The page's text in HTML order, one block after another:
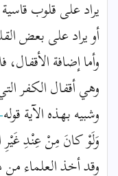
يراد على قلوب
أو يراد على بعض
وأما إضافة
وهي أقفال الكفر
وشبيه بهذه الآية قوله
وَلَوْ كانَ مِنْ عِنْدِ غَيْرِ
وقد أخذ العلماء من